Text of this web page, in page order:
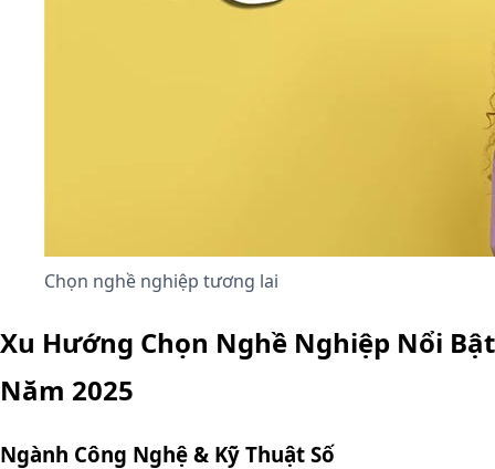
Chọn nghề nghiệp tương lai
Xu Hướng Chọn Nghề Nghiệp Nổi Bật
Năm 2025
Ngành Công Nghệ & Kỹ Thuật Số